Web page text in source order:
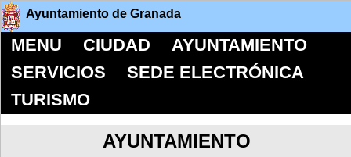
Ayuntamiento de Granada
MENU CIUDAD
AYUNTAMIENTO
SERVICIOS
SEDE ELECTRÓNICA
TURISMO
AYUNTAMIENTO